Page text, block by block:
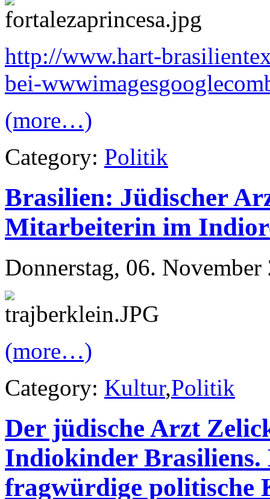
http://www.hart-
bei-
(more…)
Category: Politik
Brasilien: Jüdischer
Mitarbeiterin im
Donnerstag, 06.
(more…)
Category: Kultur,Politik
Der jüdische Arzt
Indiokinder
fragwürdige politische